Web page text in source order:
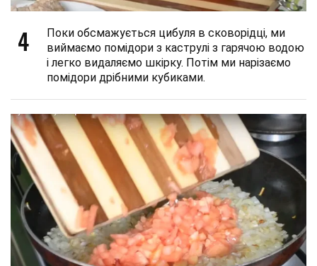
4
Поки обсмажується цибуля в сковорідці, ми
виймаємо помідори з каструлі з гарячою водою
і легко видаляємо шкірку. Потім ми нарізаємо
помідори дрібними кубиками.